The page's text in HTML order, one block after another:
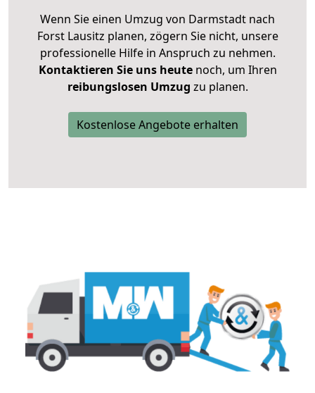
Wenn Sie einen Umzug von Darmstadt nach
Forst Lausitz planen, zögern Sie nicht, unsere
professionelle Hilfe in Anspruch zu nehmen.
Kontaktieren Sie uns heutenoch, um Ihren
reibungslosen Umzug zu planen.
Kostenlose Angebote erhalten